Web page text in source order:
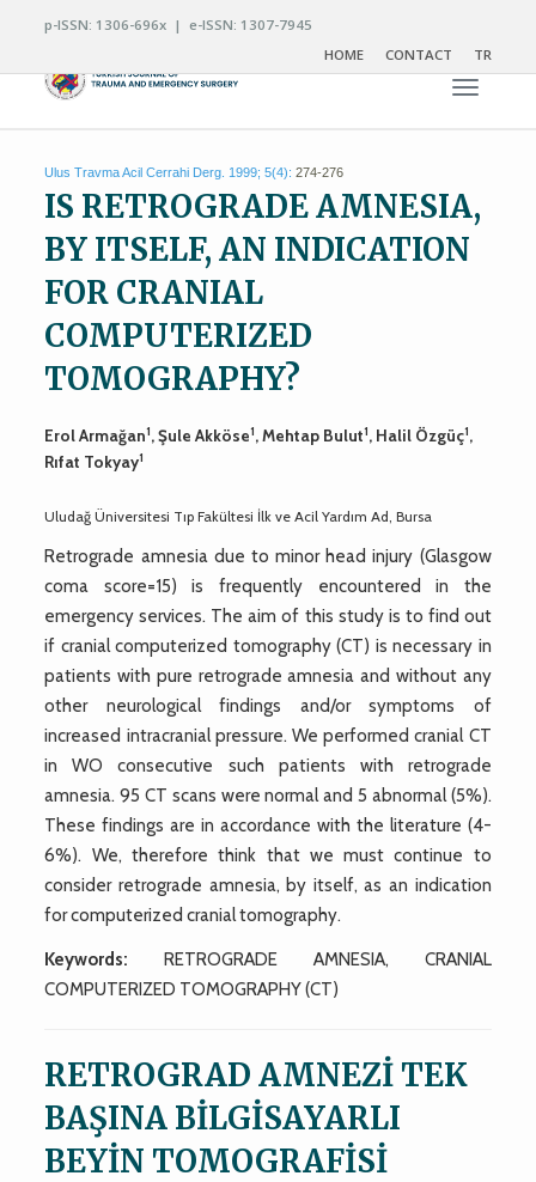
p-ISSN: 1306-696x | e-ISSN: 1307-7945
HOME
CONTACT TR
Toggle
Ulus Travma Acil Cerrahi Derg. 1999; 5(4): 274-276
IS RETROGRADE AMNESIA,
BY ITSELF, AN INDICATION
FOR CRANIAL
COMPUTERIZED
TOMOGRAPHY?
Erol Armağan1, Şule Akköse1, Mehtap Bulut1, Halil Özgüç1,
Rıfat Tokyay1
Uludağ Üniversitesi Tıp Fakültesi İlk ve Acil Yardım Ad, Bursa
Retrograde amnesia due to minor head injury (Glasgow
coma score=15) is frequently encountered in the
emergency services. The aim of this study is to find out
if cranial computerized tomography (CT) is necessary in
patients with pure retrograde amnesia and without any
other neurological findings and/or symptoms of
increased intracranial pressure. We performed cranial CT
in WO consecutive such patients with retrograde
amnesia. 95 CT scans were normal and 5 abnormal (5%).
These findings are in accordance with the literature (4-
6%). We, therefore think that we must continue to
consider retrograde amnesia, by itself, as an indication
for computerized cranial tomography.
Keywords: RETROGRADE AMNESIA, CRANIAL
COMPUTERIZED TOMOGRAPHY (CT)
RETROGRAD AMNEZİ TEK
BAŞINA BİLGİSAYARLI
BEYİN TOMOGRAFİSİ